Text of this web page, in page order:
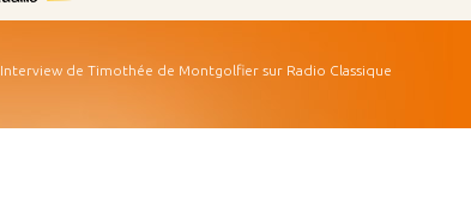
Interview de Timothée de Montgolfier sur Radio Classique